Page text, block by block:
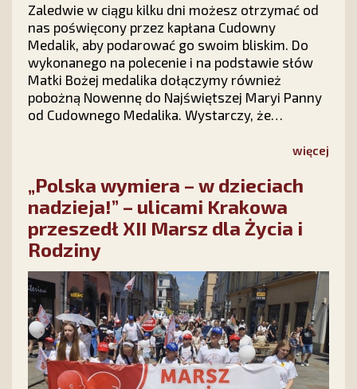
Zaledwie w ciągu kilku dni możesz otrzymać od
nas poświęcony przez kapłana Cudowny
Medalik, aby podarować go swoim bliskim. Do
wykonanego na polecenie i na podstawie słów
Matki Bożej medalika dołączymy również
pobożną Nowennę do Najświętszej Maryi Panny
od Cudownego Medalika. Wystarczy, że
Stowarzyszenia Ks. Piotra Skargi „Dar Maryi”
numer 12 423 44 23, a Medalik i Nowenna będą
Twoje!
więcej
„Polska wymiera – w dzieciach
nadzieja!” – ulicami Krakowa
przeszedł XII Marsz dla Życia i
Rodziny